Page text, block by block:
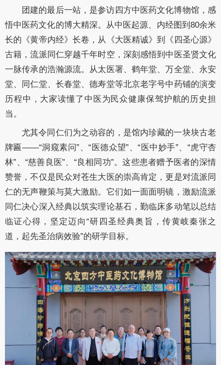
团建的最后一站，是参访四方中医药文化博物馆，感
悟中医药文化的博大精深。从中医起源、内经图到80余米
长的《黄帝内经》长卷，从《大医精诚》到《四圣心源》
古籍，流派同仁穿越千年时空，深刻感悟到中医圣贤文化
一脉传承的浩瀚源流。从太医署、鹤年堂、万全堂、永安
堂、同仁堂、长春堂、德寿堂等北京老字号中药铺的演变
历程中，大家读懂了中医为民众健康保驾护航的历史担
当。
尤其令同仁们为之动容的，是馆内珍藏的一块块古老
牌匾——“洞窥素问”、“医德众望”、“医中妙手”、“虎守杏
林”、“慈善良医”、“良相同功”。这些患者赠予医者的深情
赞誉，不仅是民众对苍生大医的崇高肯定，更是对流派同
仁的无声鞭策与莫大激励。它们如一面面明镜，激励流派
同仁决心深入经典以筑实理论基石，勤临床多动笔以总结
临证心得，坚定迈向“研四圣经典奥旨，传黄岐秦张之
道，起先圣治病效验”的研学目标。